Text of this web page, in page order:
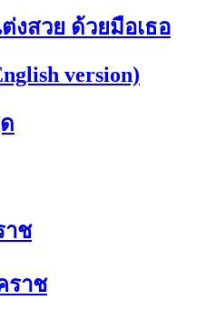
งสวย ด้วยมือเธอ
version)
าช
ราช